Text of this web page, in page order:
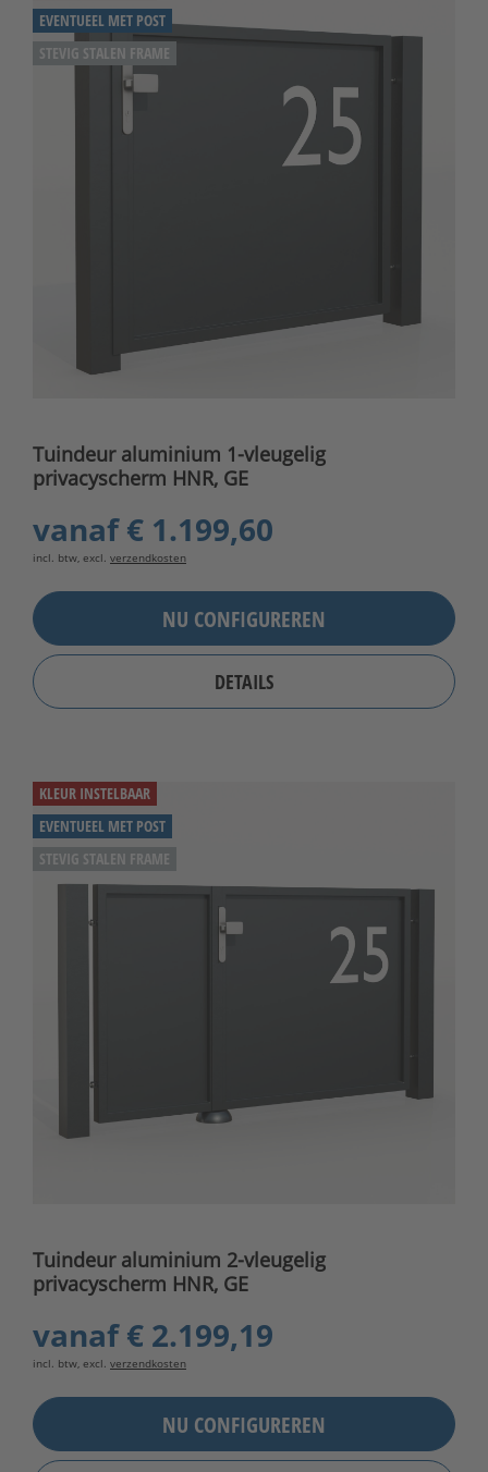
EVENTUEEL MET POST
STEVIG STALEN FRAME
Tuindeur aluminium 1-vleugelig
privacyscherm HNR, GE
vanaf€ 1.199,60
incl. btw, excl. verzendkosten
NU CONFIGUREREN
DETAILS
KLEUR INSTELBAAR
EVENTUEEL MET POST
STEVIG STALEN FRAME
Tuindeur aluminium 2-vleugelig
privacyscherm HNR, GE
vanaf€ 2.199,19
incl. btw, excl. verzendkosten
NU CONFIGUREREN